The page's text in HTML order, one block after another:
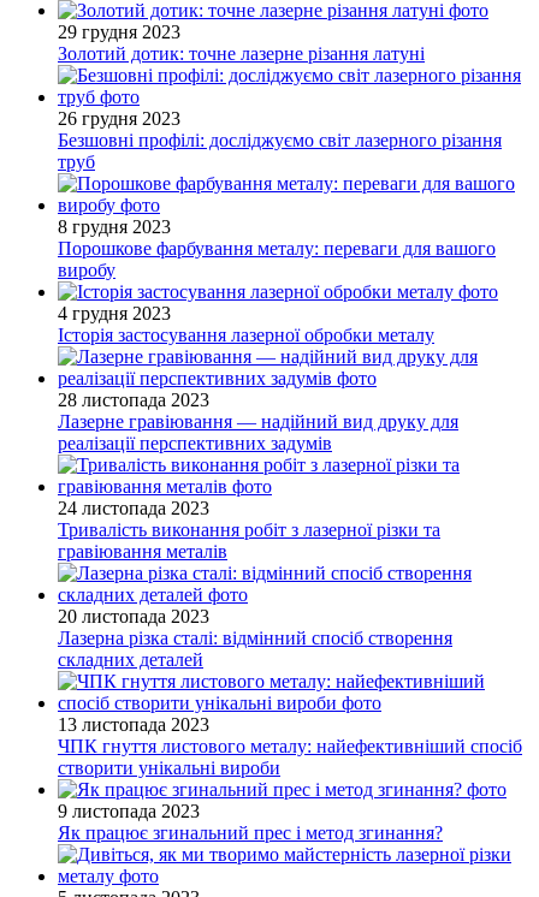
29 грудня 2023
Золотий дотик: точне лазерне різання латуні
26 грудня 2023
Безшовні профілі: досліджуємо світ лазерного різання
труб
8 грудня 2023
Порошкове фарбування металу: переваги для вашого
виробу
4 грудня 2023
Історія застосування лазерної обробки металу
28 листопада 2023
Лазерне гравіювання — надійний вид друку для
реалізації перспективних задумів
24 листопада 2023
Тривалість виконання робіт з лазерної різки та
гравіювання металів
20 листопада 2023
Лазерна різка сталі: відмінний спосіб створення
складних деталей
13 листопада 2023
ЧПК гнуття листового металу: найефективніший спосіб
створити унікальні вироби
9 листопада 2023
Як працює згинальний прес і метод згинання?